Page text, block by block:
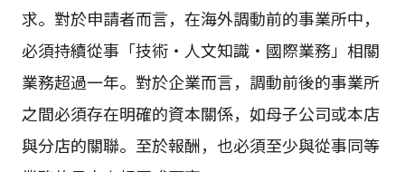
求。對於申請者而言，在海外調動前的事業所中，
必須持續從事「技術・人文知識・國際業務」相關
業務超過一年。對於企業而言，調動前後的事業所
之間必須存在明確的資本關係，如母子公司或本店
與分店的關聯。至於報酬，也必須至少與從事同等